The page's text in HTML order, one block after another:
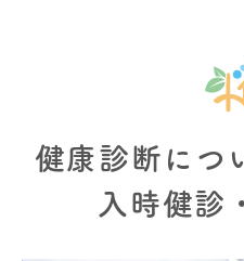
健康診断につ
入時健診